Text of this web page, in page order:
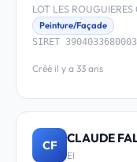
LOT LES
Peinture/Façade
SIRET
Créé il y a 33 ans
CF CLAUDE
EI